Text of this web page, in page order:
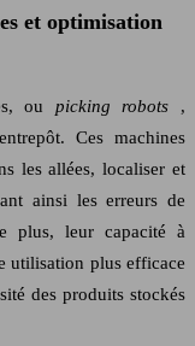
et optimisation
ou picking robots ,
Ces machines
les allées, localiser et
ainsi les erreurs de
plus, leur capacité à
utilisation plus efficace
des produits stockés